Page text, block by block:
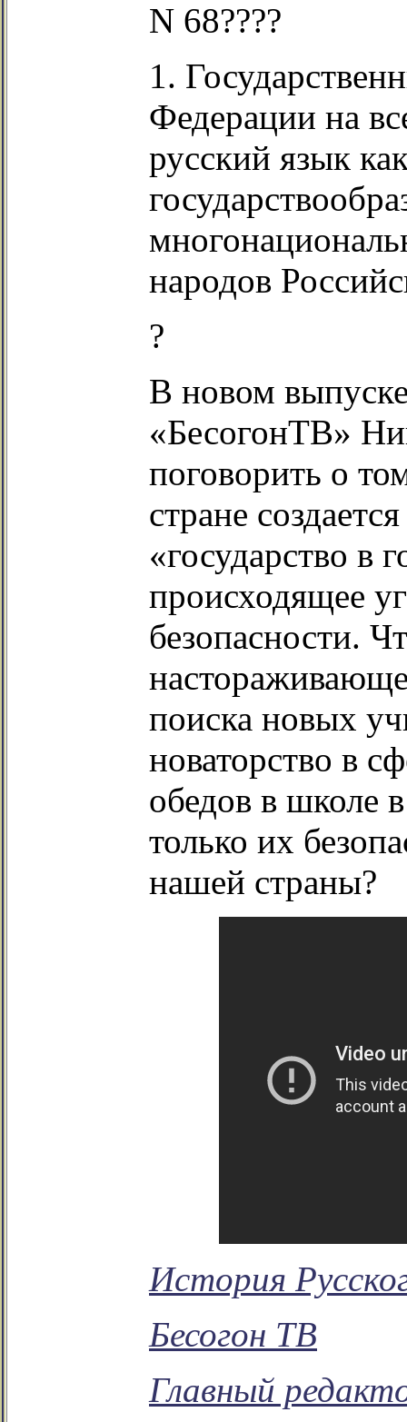
N 68????
1.
Федерации на
русский язык
народов
?
В новом
«БесогонТВ»
поговорить о
стране
«государство в
происходящее
безопасности.
поиска новых
новаторство в
обедов в школе
только их
нашей страны?
История
Бесогон ТВ
Главный